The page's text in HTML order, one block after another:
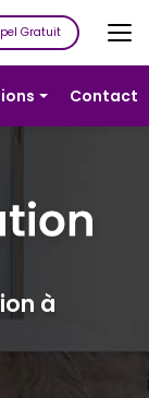
Contact
Gratuit
à